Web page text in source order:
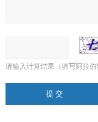
请输入计算结果（填写阿拉